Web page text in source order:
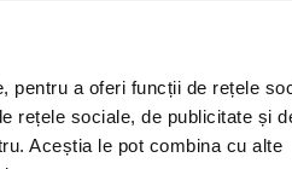
pentru a oferi funcții de rețele
rețele sociale, de publicitate și
Aceștia le pot combina cu alte